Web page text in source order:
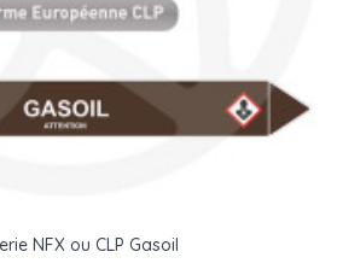
NFX ou CLP Gasoil